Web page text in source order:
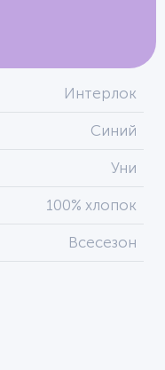
Интерлок
Синий
Уни
100% хлопок
Всесезон